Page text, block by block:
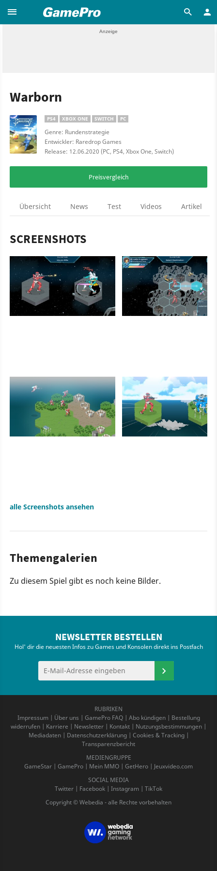
Warborn
PS4 XBOX ONE SWITCH PC
Genre: Rundenstrategie
Entwickler: Raredrop Games
Release: 12.06.2020 (PC, PS4, Xbox One, Switch)
Preisvergleich
Übersicht News Test Videos Artikel
SCREENSHOTS
alle Screenshots ansehen
Themengalerien
Zu diesem Spiel gibt es noch keine Bilder.
NEWSLETTER BESTELLEN
Hol' dir die neuesten Infos zu Games und Konsolen direkt ins Postfach
RUBRIKEN
Impressum| Über uns | GamePro FAQ| Abo kündigen| Bestellung
widerrufen | Karriere | Newsletter | Kontakt | Nutzungsbestimmungen |
Mediadaten| Datenschutzerklärung| Cookies & Tracking|
Transparenzbericht
MEDIENGRUPPE
GameStar | GamePro | Mein MMO | GetHero | Jeuxvideo.com
SOCIAL MEDIA
Twitter | Facebook | Instagram | TikTok
Copyright © Webedia - alle Rechte vorbehalten